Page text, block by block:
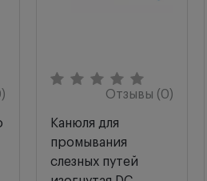
Отзывы (0)
Канюля для
промывания
слезных путей